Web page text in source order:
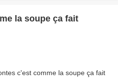
la soupe ça fait